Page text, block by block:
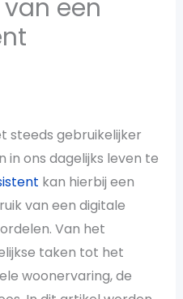
een
steeds gebruikelijker
ons dagelijks leven te
kan hierbij een
van een digitale
Van het
taken tot het
woonervaring, de